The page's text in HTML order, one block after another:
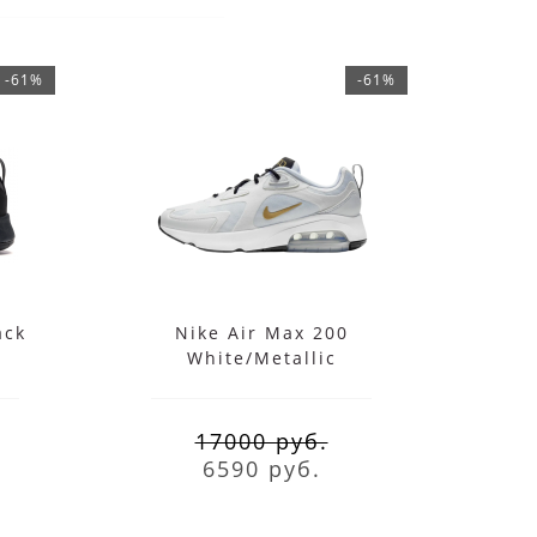
-61% -61%
Nike Air Max 200
White/Metallic
17000 руб.
6590 руб.